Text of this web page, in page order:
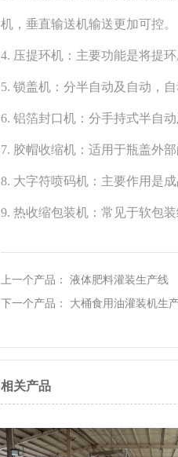
机，垂直输送机输送更加可控。
4. 压提环机：主要功能是将提
5. 锁盖机：分半自动及自动，
6. 铝箔封口机：分手持式半自
7. 胶帽收缩机：适用于瓶盖外部
8. 大字符喷码机：主要作用是成
9. 热收缩包装机：常见于软包
上一个产品： 液体肥料灌装生产线
下一个产品： 大桶食用油灌装机生
相关产品